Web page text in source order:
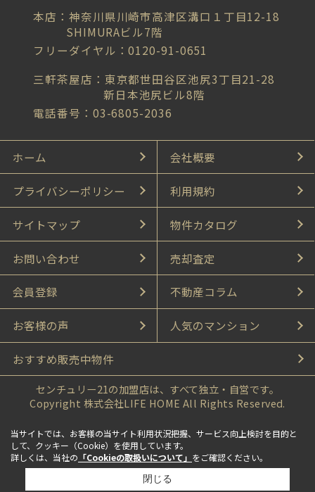
本店：神奈川県川崎市高津区溝口１丁目12-18
SHIMURAビル7階
フリーダイヤル：0120-91-0651
三軒茶屋店：東京都世田谷区池尻3丁目21-28
新日本池尻ビル8階
電話番号：03-6805-2036
ホーム 会社概要
プライバシーポリシー 利用規約
サイトマップ 物件カタログ
お問い合わせ 売却査定
会員登録 不動産コラム
お客様の声 人気のマンション
おすすめ販売中物件
センチュリー21の加盟店は、すべて独立・自営です。
Copyright 株式会社LIFE HOME All Rights Reserved.
当サイトでは、お客様の当サイト利用状況把握、サービス向上検討を目的と
して、クッキー（Cookie）を使用しています。
詳しくは、当社の 「Cookieの取扱いについて」 をご確認ください。
閉じる